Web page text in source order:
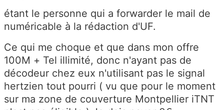
étant le personne qui a forwarder le mail de
numéricable à la rédaction d'UF.
Ce qui me choque et que dans mon offre
100M + Tel illimité, donc n'ayant pas de
décodeur chez eux n'utilisant pas le signal
hertzien tout pourri ( vu que pour le moment
sur ma zone de couverture Montpellier iTNT